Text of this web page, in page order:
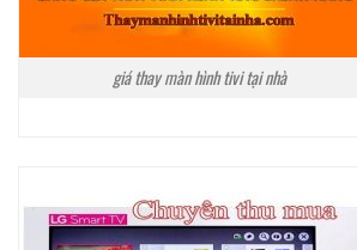
giá thay màn hình tivi tại nhà